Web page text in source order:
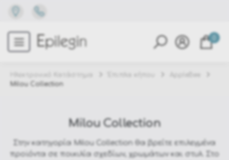
Milou Collection
Milou Collection
Στην κατηγορία Milou Collection θα βρείτε επιλεγμένα
προϊόντα σε ποικιλία σχεδίων, χρωμάτων και στυλ. Στο